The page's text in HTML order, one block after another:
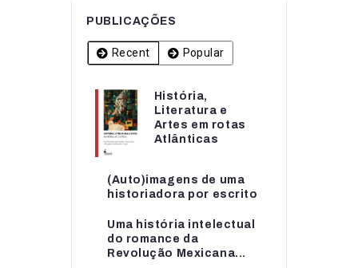
PUBLICAÇÕES
Recent Popular
História,
Literatura e
Artes em rotas
Atlânticas
(Auto)imagens de uma
historiadora por escrito
Uma história intelectual
do romance da
Revolução Mexicana...
História,
Literatura e
Artes em rotas...
(Auto)imagens de uma
historiadora por escrito
Uma história intelectual
do romance da...